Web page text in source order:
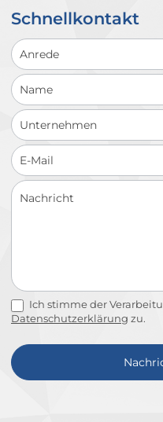
Schnellkontakt
Schnellkontakt
Ich stimme der
Datenschutzerklärung zu.